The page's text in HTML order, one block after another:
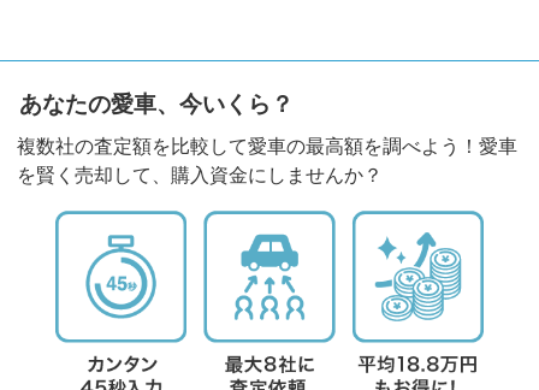
あなたの愛車、今いくら？
複数社の査定額を比較して愛車の最高額を調べよう！愛車
を賢く売却して、購入資金にしませんか？